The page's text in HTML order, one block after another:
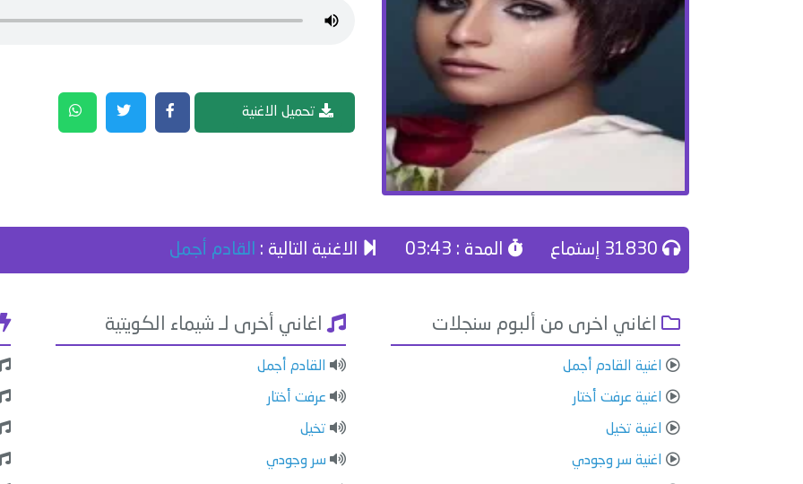
تحميل الاغنية
المدة : 03:43 الاغنية التالية : القادم أجمل
اغاني اخرى من ألبوم سنجلات
اغنية القادم أجمل
اغنية عرفت أختار
اغنية تخيل
اغنية سر وجودي
اغاني أخرى لـ شيماء الكويتية
القادم أجمل
عرفت أختار
تخيل
سر وجودي